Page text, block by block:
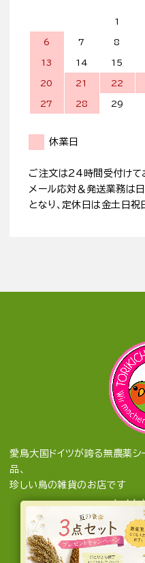
1
6 7 8
13 14 15
20 21 22
27 28 29
休業日
ご注文は24時間受付けて
メール応対＆発送業務は
となり、定休日は金土日祝
愛鳥大国ドイツが誇る無農薬シ
品、
珍しい鳥の雑貨のお店です
とり